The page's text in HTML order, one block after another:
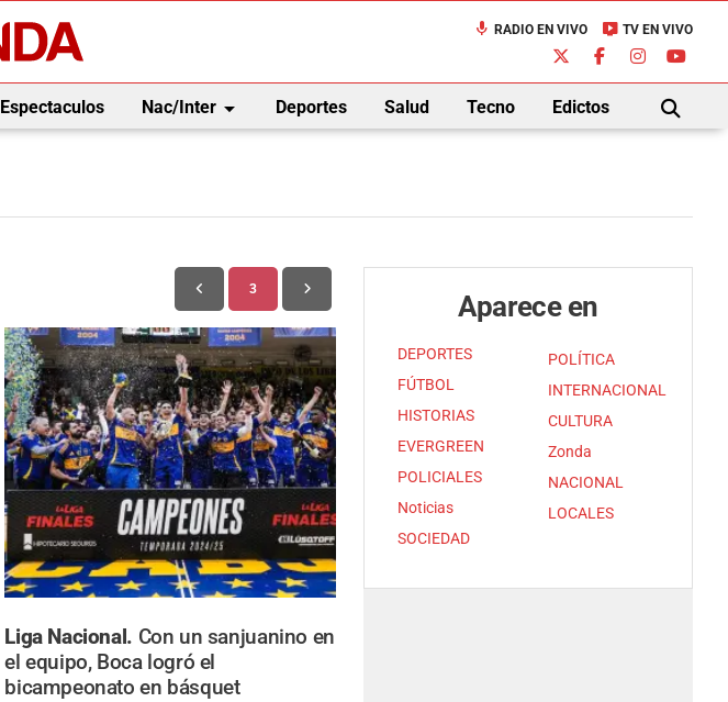
mic RADIO EN VIVO live_tv TV EN VIVO
Espectaculos Nac/Interarrow_drop_down Deportes Salud Tecno Edictos
BUSCAR
3
Liga Nacional. Con un sanjuanino en
el equipo, Boca logró el
bicampeonato en básquet
Aparece en
DEPORTES
FÚTBOL
HISTORIAS
EVERGREEN
POLICIALES
Noticias
SOCIEDAD
POLÍTICA
INTERNACIONAL
CULTURA
Zonda
NACIONAL
LOCALES